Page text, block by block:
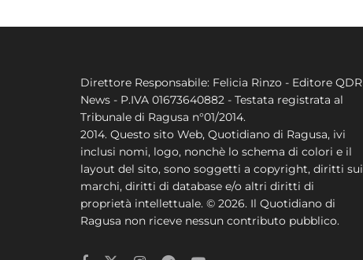
Direttore Responsabile: Felicia Rinzo - Editore QDR
News - P.IVA 01673640882 - Testata registrata al
Tribunale di Ragusa n°01/2014.
2014. Questo sito Web, Quotidiano di Ragusa, ivi
inclusi nomi, logo, nonchè lo schema di colori e il
layout del sito, sono soggetti a copyright, diritti sui
marchi, diritti di database e/o altri diritti di
proprietà intellettuale. © 2026. Il Quotidiano di
Ragusa non riceve nessun contributo pubblico.